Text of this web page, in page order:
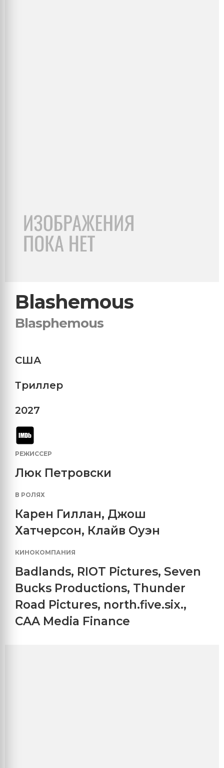
Blashemous
Blasphemous
США
Триллер
2027
РЕЖИССЕР
Люк Петровски
В РОЛЯХ
Карен Гиллан, Джош
Хатчерсон, Клайв Оуэн
КИНОКОМПАНИЯ
Badlands, RIOT Pictures, Seven
Bucks Productions, Thunder
Road Pictures, north.five.six.,
CAA Media Finance